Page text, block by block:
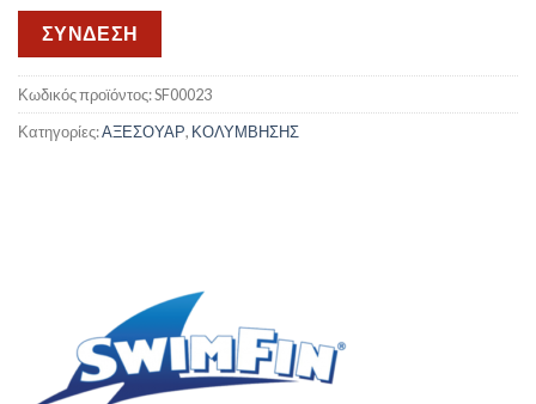
ΣΥΝΔΕΣΗ
Κωδικός προϊόντος:SF00023
Κατηγορίες:ΑΞΕΣΟΥΑΡ, ΚΟΛΥΜΒΗΣΗΣ